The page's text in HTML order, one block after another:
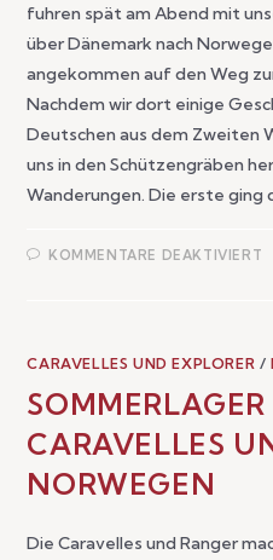
fuhren spät am Abend mit
über Dänemark nach
angekommen auf den Weg
Nachdem wir dort einige
Deutschen aus dem Zweiten
uns in den Schützengräben
Wanderungen. Die erste ging
KOMMENTARE DEAKTIVIERT
CARAVELLES UND EXPLORER /
SOMMERLAGER
CARAVELLES
NORWEGEN
Die Caravelles und Ranger